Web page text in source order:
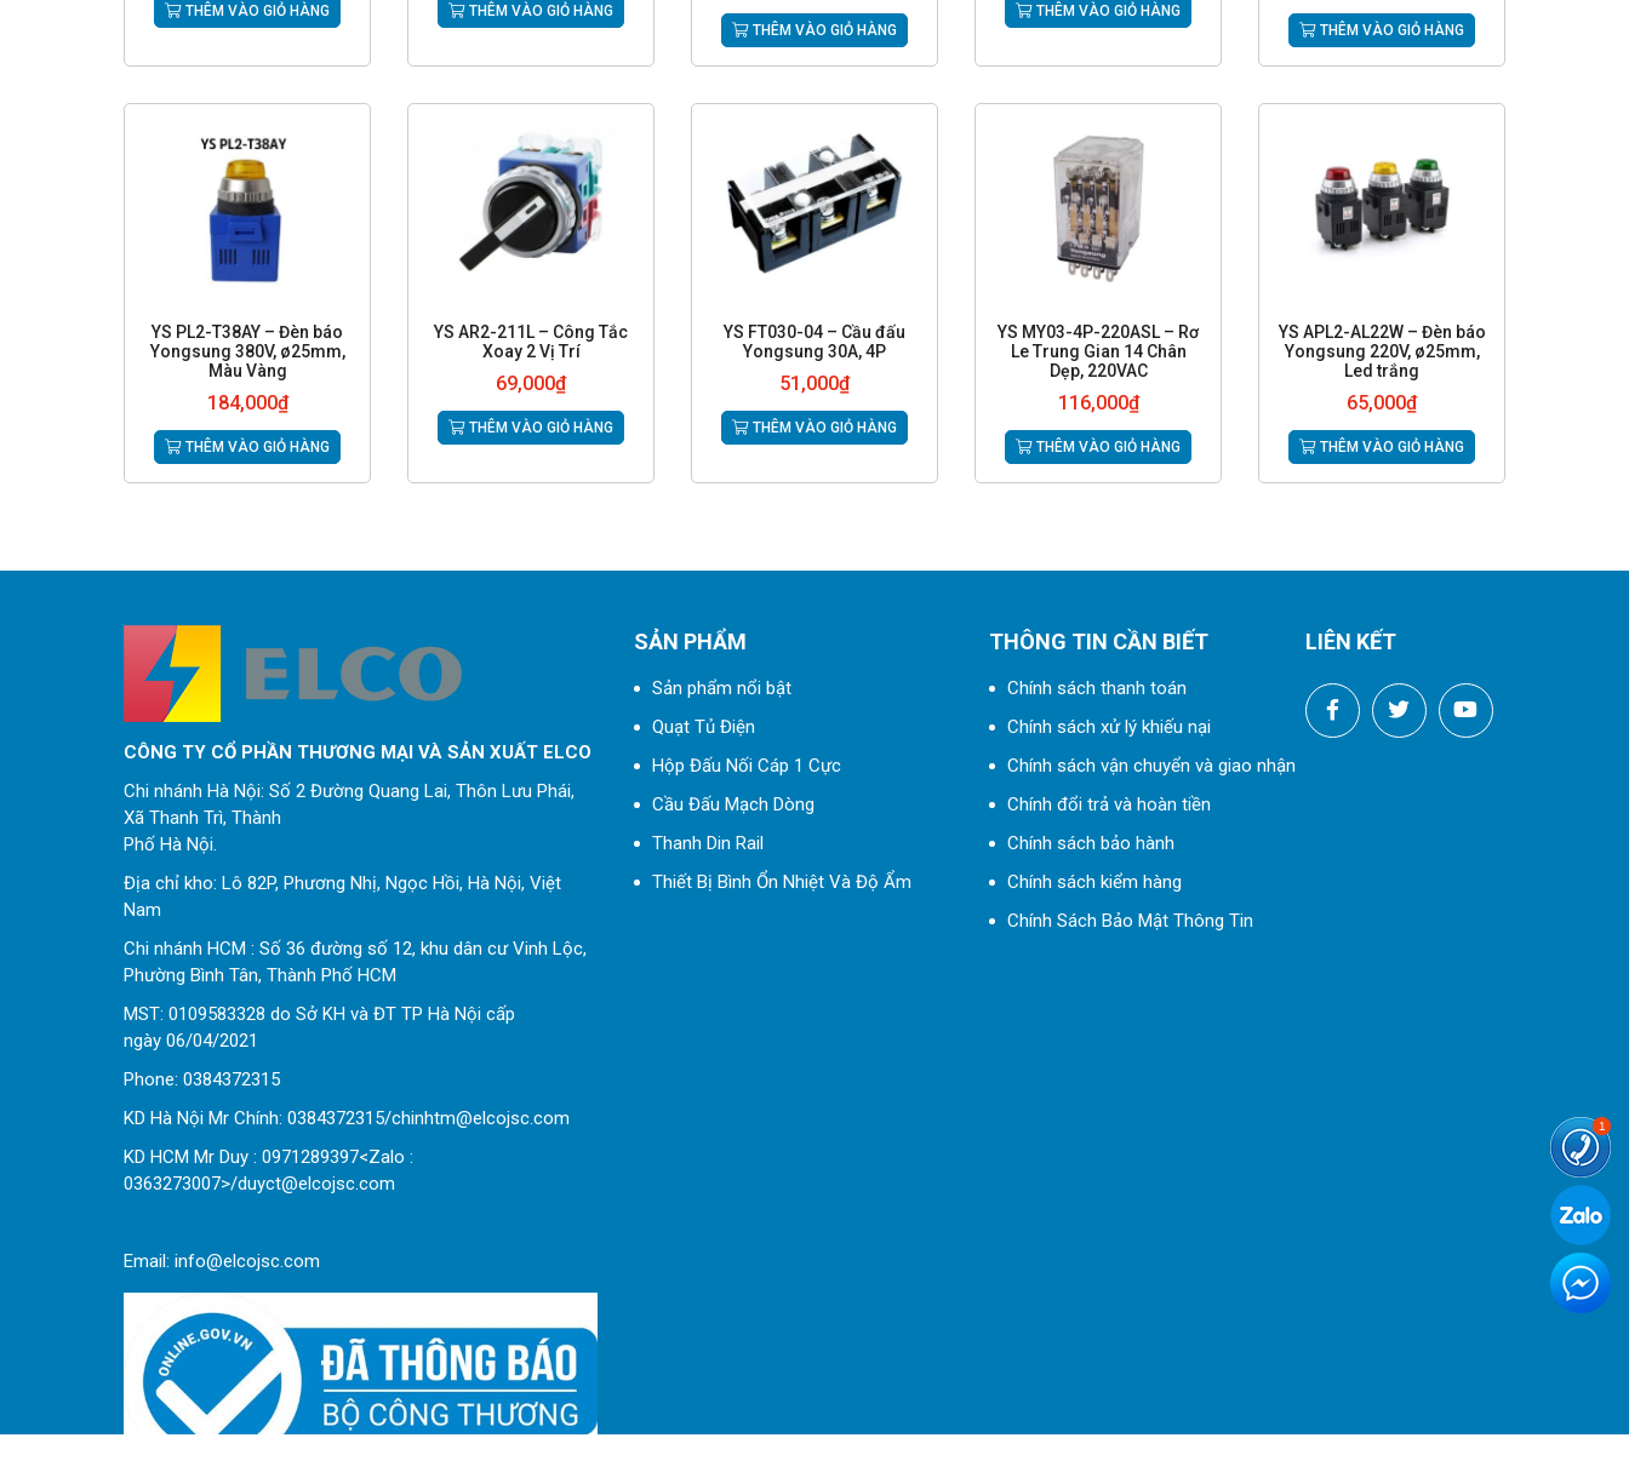
THÊM VÀO GIỎ HÀNG THÊM VÀO GIỎ HÀNG
THÊM VÀO GIỎ HÀNG
THÊM VÀO GIỎ HÀNG
THÊM VÀO GIỎ HÀNG
YS PL2-T38AY – Đèn báo
Yongsung 380V, ø25mm,
Màu Vàng
184,000₫
THÊM VÀO GIỎ HÀNG
YS AR2-211L – Công Tắc
Xoay 2 Vị Trí
69,000₫
THÊM VÀO GIỎ HÀNG
YS FT030-04 – Cầu đấu
Yongsung 30A, 4P
51,000₫
THÊM VÀO GIỎ HÀNG
YS MY03-4P-220ASL – Rơ
Le Trung Gian 14 Chân
Dẹp, 220VAC
116,000₫
THÊM VÀO GIỎ HÀNG
YS APL2-AL22W – Đèn báo
Yongsung 220V, ø25mm,
Led trắng
65,000₫
THÊM VÀO GIỎ HÀNG
CÔNG TY CỔ PHẦN THƯƠNG MẠI VÀ SẢN XUẤT ELCO
Chi nhánh Hà Nội: Số 2 Đường Quang Lai, Thôn Lưu Phái,
Xã Thanh Trì, Thành
Phố Hà Nội.
Địa chỉ kho: Lô 82P, Phương Nhị, Ngọc Hồi, Hà Nội, Việt
Nam
Chi nhánh HCM : Số 36 đường số 12, khu dân cư Vinh Lộc,
Phường Bình Tân, Thành Phố HCM
MST: 0109583328 do Sở KH và ĐT TP Hà Nội cấp
ngày 06/04/2021
Phone: 0384372315
KD Hà Nội Mr Chính: 0384372315/chinhtm@elcojsc.com
KD HCM Mr Duy : 0971289397<Zalo :
0363273007>/duyct@elcojsc.com
Email: info@elcojsc.com
SẢN PHẨM
Sản phẩm nổi bật
Quạt Tủ Điện
Hộp Đấu Nối Cáp 1 Cực
Cầu Đấu Mạch Dòng
Thanh Din Rail
Thiết Bị Bình Ổn Nhiệt Và Độ Ẩm
THÔNG TIN CẦN BIẾT
Chính sách thanh toán
Chính sách xử lý khiếu nại
Chính sách vận chuyển và giao nhận
Chính đổi trả và hoàn tiền
Chính sách bảo hành
Chính sách kiểm hàng
Chính Sách Bảo Mật Thông Tin
LIÊN KẾT